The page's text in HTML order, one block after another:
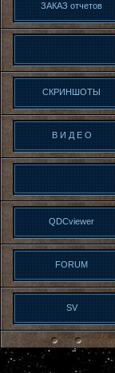
ЗАКАЗ отчетов
СКРИНШОТЫ
В И Д Е О
QDCviewer
FORUM
SV